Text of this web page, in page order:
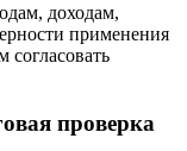
доходам,
применения
согласовать
проверка